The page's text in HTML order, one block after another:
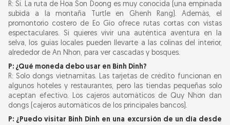
R: Sí. La ruta de Hoa Son Doong es muy conocida (una empinada
subida a la montaña Turtle en Ghenh Rang). Además, el
promontorio costero de Eo Gio ofrece rutas cortas con vistas
espectaculares. Si quieres vivir una auténtica aventura en la
selva, los guías locales pueden llevarte a las colinas del interior,
alrededor de An Nhon, para ver cascadas y bosques.
P: ¿Qué moneda debo usar en Binh Dinh?
R: Solo dongs vietnamitas. Las tarjetas de crédito funcionan en
algunos hoteles y restaurantes, pero las tiendas pequeñas solo
aceptan efectivo. Los cajeros automáticos de Quy Nhơn dan
dongs (cajeros automáticos de los principales bancos).
P: ¿Puedo visitar Binh Dinh en una excursión de un día desde